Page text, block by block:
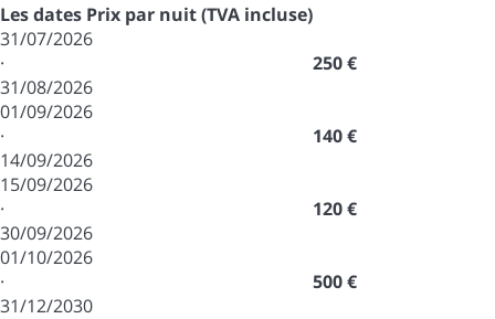
Les dates Prix par nuit (TVA incluse)
31/07/2026
·
31/08/2026
250 €
01/09/2026
·
14/09/2026
140 €
15/09/2026
·
30/09/2026
120 €
01/10/2026
·
31/12/2030
500 €